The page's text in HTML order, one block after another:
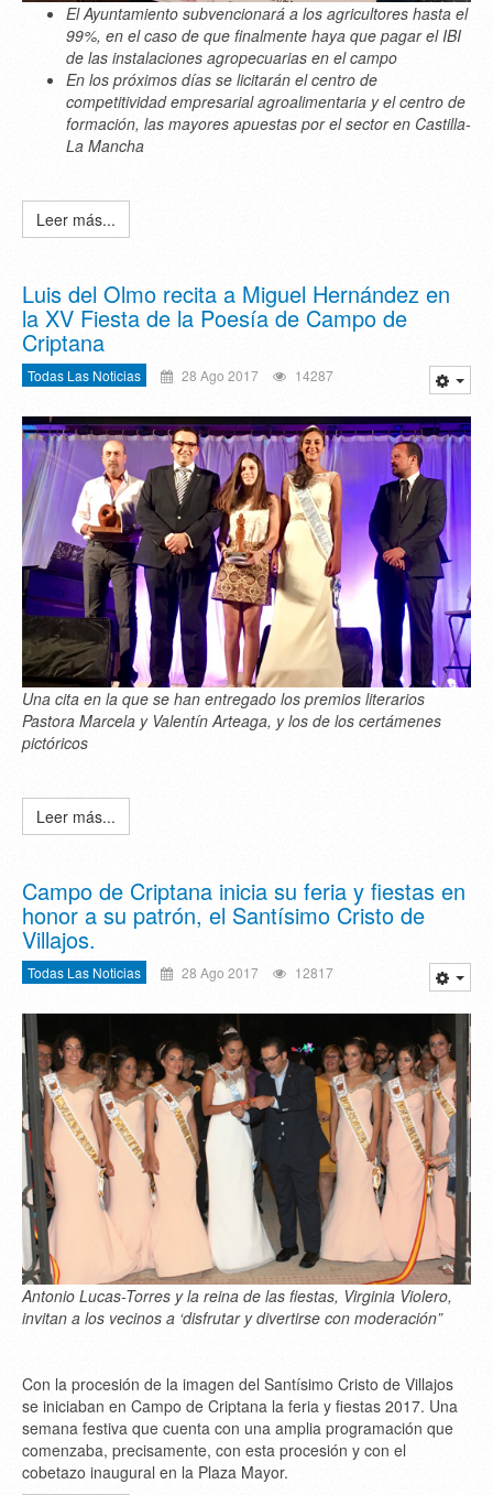
El Ayuntamiento subvencionará a los agricultores hasta el
99%, en el caso de que finalmente haya que pagar el IBI
de las instalaciones agropecuarias en el campo
En los próximos días se licitarán el centro de
competitividad empresarial agroalimentaria y el centro de
formación, las mayores apuestas por el sector en Castilla-
La Mancha
Leer más...
Luis del Olmo recita a Miguel Hernández en
la XV Fiesta de la Poesía de Campo de
Criptana
Todas Las Noticias 28 Ago 2017 14287
Una cita en la que se han entregado los premios literarios
Pastora Marcela y Valentín Arteaga, y los de los certámenes
pictóricos
Leer más...
Campo de Criptana inicia su feria y fiestas en
honor a su patrón, el Santísimo Cristo de
Villajos.
Todas Las Noticias 28 Ago 2017 12817
Antonio Lucas-Torres y la reina de las fiestas, Virginia Violero,
invitan a los vecinos a ‘disfrutar y divertirse con moderación”
Con la procesión de la imagen del Santísimo Cristo de Villajos
se iniciaban en Campo de Criptana la feria y fiestas 2017. Una
semana festiva que cuenta con una amplia programación que
comenzaba, precisamente, con esta procesión y con el
cobetazo inaugural en la Plaza Mayor.